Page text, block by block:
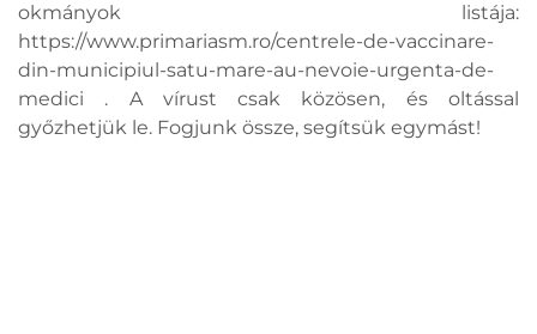
okmányok listája:
https://www.primariasm.ro/centrele-de-vaccinare-
din-municipiul-satu-mare-au-nevoie-urgenta-de-
medici ‎. A vírust csak közösen, és oltással
győzhetjük le. Fogjunk össze, segítsük egymást!